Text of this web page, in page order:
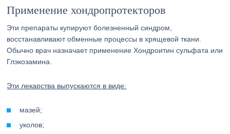
Применение хондропротекторов
Эти препараты купируют болезненный синдром,
восстанавливают обменные процессы в хрящевой ткани.
Обычно врач назначает применение Хондроитин сульфата или
Глэкозамина.
Эти лекарства выпускаются в виде:
мазей;
уколов;